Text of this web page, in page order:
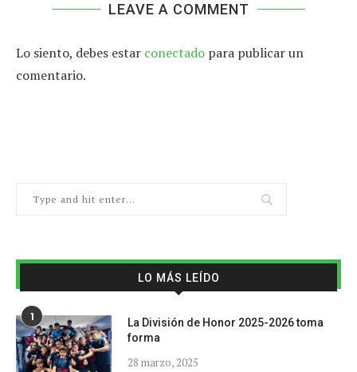
LEAVE A COMMENT
Lo siento, debes estar conectado para publicar un
comentario.
LO MÁS LEÍDO
1
La División de Honor 2025-2026 toma
forma
28 marzo, 2025